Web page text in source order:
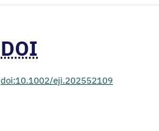
DOI
doi:10.1002/eji.202552109